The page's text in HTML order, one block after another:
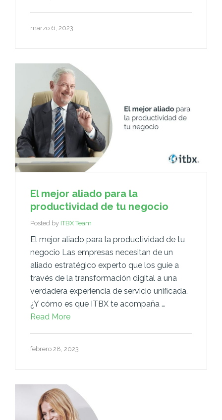
marzo 6, 2023
El mejor aliado para la
productividad de tu negocio
Posted by ITBX Team
El mejor aliado para la productividad de tu
negocio Las empresas necesitan de un
aliado estratégico experto que los guíe a
través de la transformación digital a una
verdadera experiencia de servicio unificada.
¿Y cómo es que ITBX te acompaña …
Read More
febrero 28, 2023